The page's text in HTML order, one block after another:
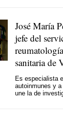
José María
jefe del
sanitaria de
Es especialista
autoinmunes y
une la de